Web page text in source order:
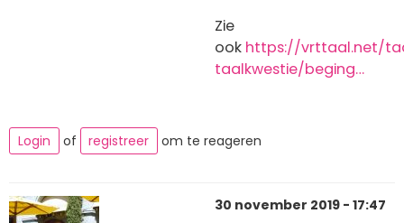
Zie
ook https://vrttaal.net/
taalkwestie/beging…
Login of registreer om te reageren
30 november 2019 - 17:47